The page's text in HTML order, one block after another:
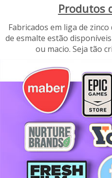
Produtos
Fabricados em liga de
de esmalte estão
ou macio. Seja tão